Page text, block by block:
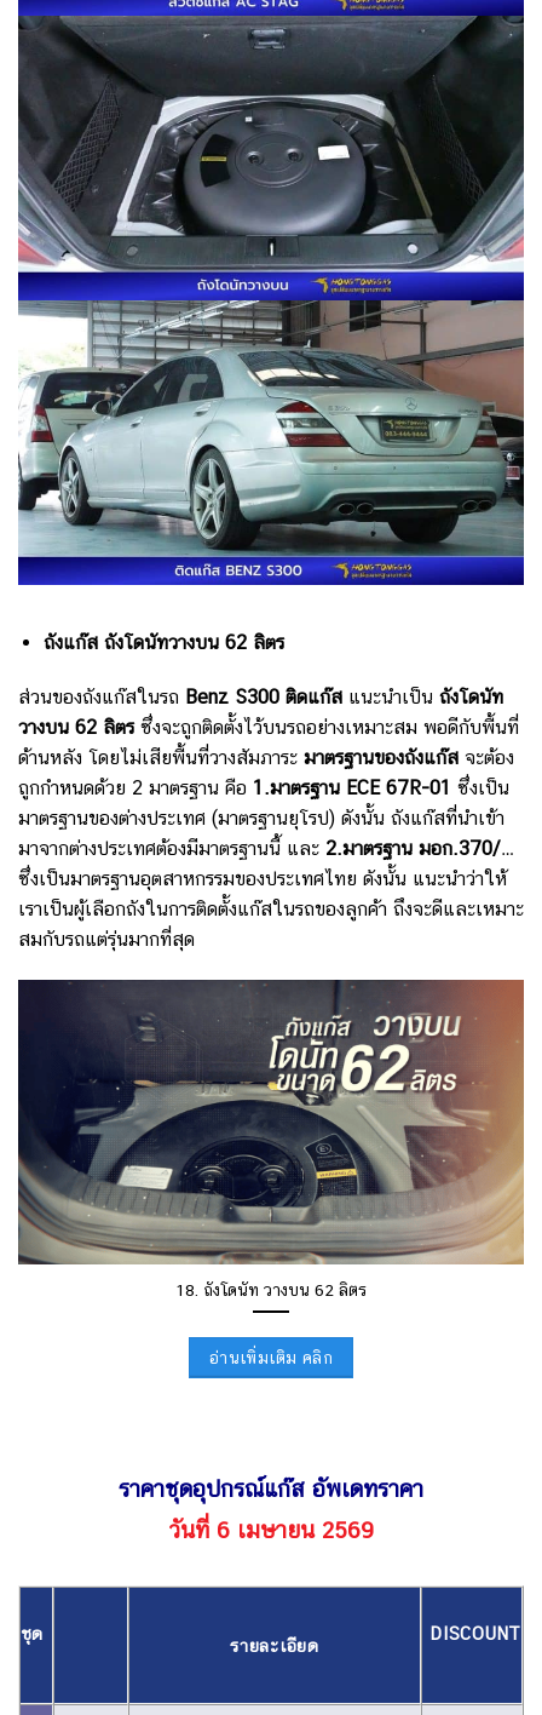
ถังแก๊ส ถังโดนัทวางบน 62 ลิตร
ส่วนของถังแก๊สในรถ Benz S300 ติดแก๊ส แนะนำเป็น ถังโดนัท
วางบน 62 ลิตร ซึ่งจะถูกติดตั้งไว้บนรถอย่างเหมาะสม พอดีกับพื้นที่
ด้านหลัง โดยไม่เสียพื้นที่วางสัมภาระ มาตรฐานของถังแก๊ส จะต้อง
ถูกกำหนดด้วย 2 มาตรฐาน คือ 1.มาตรฐาน ECE 67R-01 ซึ่งเป็น
มาตรฐานของต่างประเทศ (มาตรฐานยุโรป) ดังนั้น ถังแก๊สที่นำเข้า
มาจากต่างประเทศต้องมีมาตรฐานนี้ และ 2.มาตรฐาน มอก.370/…
ซึ่งเป็นมาตรฐานอุตสาหกรรมของประเทศไทย ดังนั้น แนะนำว่าให้
เราเป็นผู้เลือกถังในการติดตั้งแก๊สในรถของลูกค้า ถึงจะดีและเหมาะ
สมกับรถแต่รุ่นมากที่สุด
18. ถังโดนัท วางบน 62 ลิตร
อ่านเพิ่มเติม คลิก
ราคาชุดอุปกรณ์แก๊ส อัพเดทราคา
วันที่ 6 เมษายน 2569
ชุด
รายละเอียด
DISCOUNT